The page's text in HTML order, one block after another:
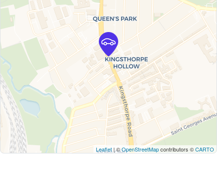
Leaflet| ©OpenStreetMapcontributors ©CARTO